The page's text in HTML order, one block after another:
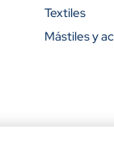
Textiles
Mástiles y